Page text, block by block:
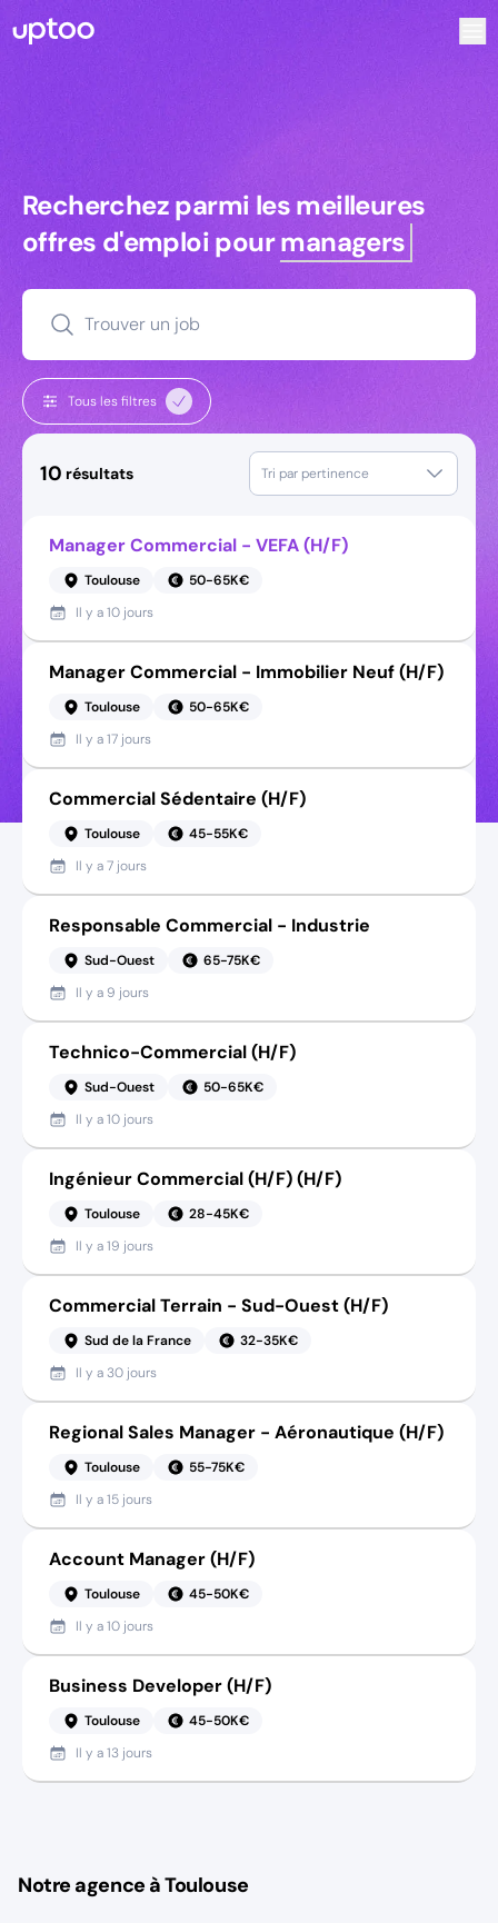
Recherchez parmi les meilleures
Recherchez parmi les meilleures
offres d'emploi pourmanagers
Trouver un job
Tous les filtres
10 résultats Tri par pertinence
Manager Commercial - VEFA (H/F)
Toulouse
50-65K€
Il y a10 jours
Manager Commercial - Immobilier Neuf (H/F)
Toulouse
50-65K€
Il y a17 jours
Commercial Sédentaire (H/F)
Toulouse
45-55K€
Il y a7 jours
Responsable Commercial - Industrie
Sud-Ouest
65-75K€
Il y a 9 jours
Technico-Commercial (H/F)
Sud-Ouest
50-65K€
Il y a10 jours
Ingénieur Commercial (H/F) (H/F)
Toulouse
28-45K€
Il y a19 jours
Commercial Terrain - Sud-Ouest (H/F)
Sud de la France
32-35K€
Il y a 30 jours
Regional Sales Manager - Aéronautique (H/F)
Toulouse
55-75K€
Il y a15 jours
Account Manager (H/F)
Toulouse
45-50K€
Il y a10 jours
Business Developer (H/F)
Toulouse
45-50K€
Il y a13 jours
Notre agence à Toulouse